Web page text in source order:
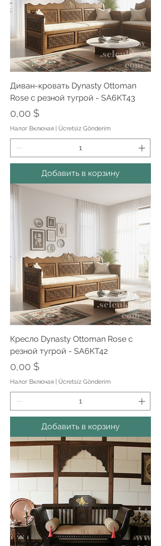
Диван-кровать Dynasty Ottoman
Rose с резной тугрой - SA6KT43
Цена
0,00 $
Налог Включая | Ücretsiz Gönderim
Добавить в корзину
Кресло Dynasty Ottoman Rose с
резной тугрой - SA6KT42
Цена
0,00 $
Налог Включая | Ücretsiz Gönderim
Добавить в корзину